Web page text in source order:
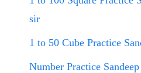
sir
1 to 50 Cube Practice
Number Practice